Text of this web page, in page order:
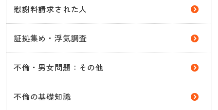
慰謝料請求された人
証拠集め・浮気調査
不倫・男女問題：その他
不倫の基礎知識